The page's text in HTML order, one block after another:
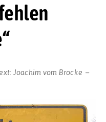
Joachim vom Brocke